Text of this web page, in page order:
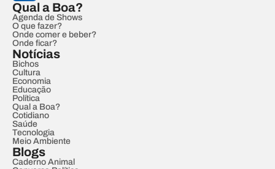
Qual a Boa?
Agenda de Shows
O que fazer?
Onde comer e beber?
Onde ficar?
Notícias
Bichos
Cultura
Economia
Educação
Política
Qual a Boa?
Cotidiano
Saúde
Tecnologia
Meio Ambiente
Blogs
Caderno Animal